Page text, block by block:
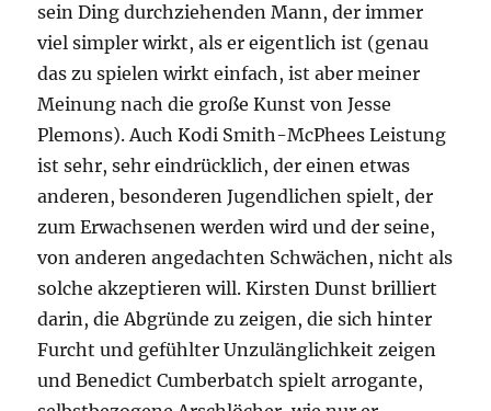
sein Ding durchziehenden Mann, der immer
viel simpler wirkt, als er eigentlich ist (genau
das zu spielen wirkt einfach, ist aber meiner
Meinung nach die große Kunst von Jesse
Plemons). Auch Kodi Smith-McPhees Leistung
ist sehr, sehr eindrücklich, der einen etwas
anderen, besonderen Jugendlichen spielt, der
zum Erwachsenen werden wird und der seine,
von anderen angedachten Schwächen, nicht als
solche akzeptieren will. Kirsten Dunst brilliert
darin, die Abgründe zu zeigen, die sich hinter
Furcht und gefühlter Unzulänglichkeit zeigen
und Benedict Cumberbatch spielt arrogante,